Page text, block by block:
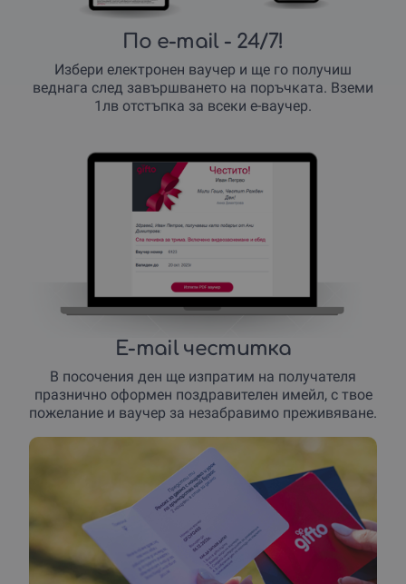
По e-mail- 24/7!
Избери електронен ваучер и ще го получиш
веднага след завършването на поръчката. Вземи
1лв отстъпка за всеки е-ваучер.
E-mail честитка
В посочения ден ще изпратим на получателя
празнично оформен поздравителен имейл, с твое
пожелание и ваучер за незабравимо преживяване.